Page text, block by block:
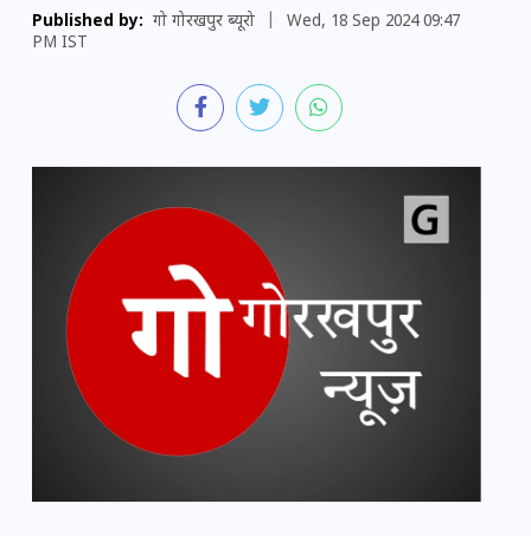
Published by: गो गोरखपुर ब्यूरो
Wed, 18 Sep 2024 09:47
PM IST